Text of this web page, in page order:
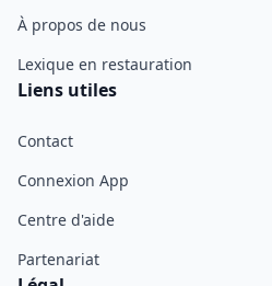
À propos de nous
Lexique en restauration
Liens utiles
Contact
Connexion App
Centre d'aide
Partenariat